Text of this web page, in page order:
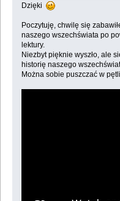
Dzięki
Poczytuję, chwilę się
naszego wszechświata po
lektury.
Niezbyt pięknie wyszło, ale
historię naszego
Można sobie puszczać w pętli.